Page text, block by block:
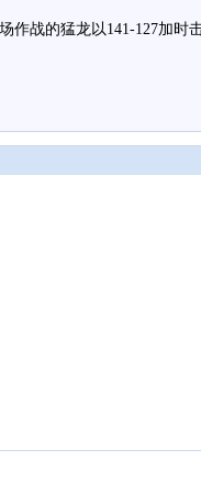
战的猛龙以141-127加时